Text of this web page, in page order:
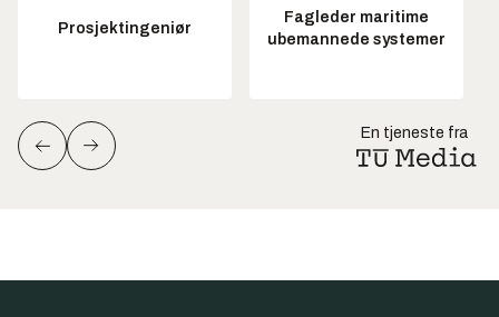
Prosjektingeniør
Fagleder maritime
ubemannede systemer
En tjeneste fra